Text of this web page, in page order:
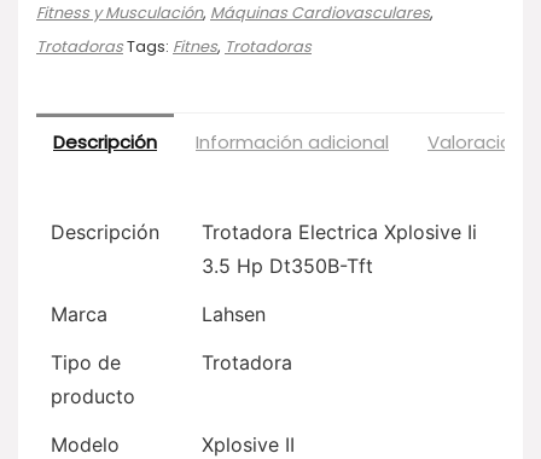
Fitness y Musculación, Máquinas Cardiovasculares,
TrotadorasTags: Fitnes, Trotadoras
Descripción Información adicional
Descripción
Trotadora Electrica Xplosive Ii
3.5 Hp Dt350B-Tft
Marca
Lahsen
Tipo de
producto
Trotadora
Modelo
Xplosive II